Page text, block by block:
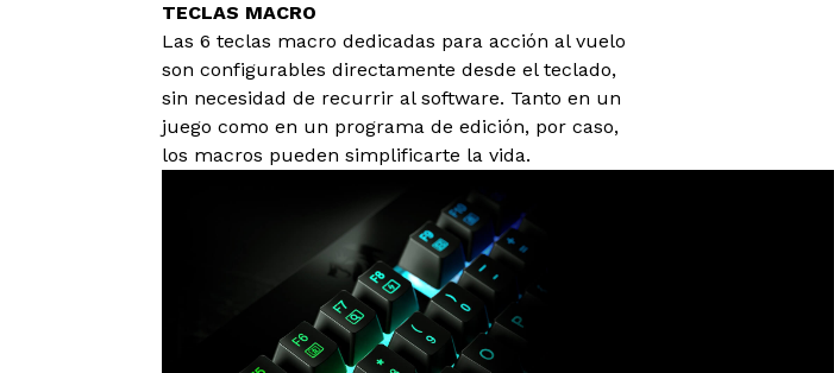
TECLAS MACRO
Las 6 teclas macro dedicadas para acción al vuelo
son configurables directamente desde el teclado,
sin necesidad de recurrir al software. Tanto en un
juego como en un programa de edición, por caso,
los macros pueden simplificarte la vida.